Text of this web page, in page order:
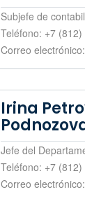
Subjefe de
Teléfono: +7
Correo
Irina
Jefe del
Teléfono: +7
Correo